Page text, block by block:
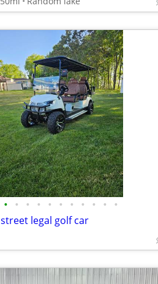
• • • • • • • • • • •
legal golf car